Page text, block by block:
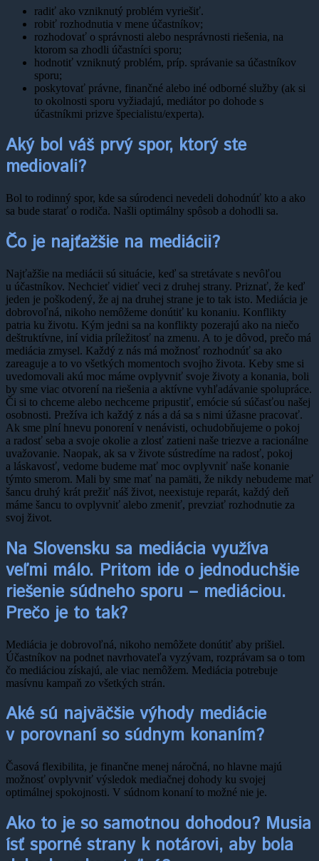
radiť ako vzniknutý problém vyriešiť.
robiť rozhodnutia v mene účastníkov;
rozhodovať o správnosti alebo nesprávnosti riešenia, na
ktorom sa zhodli účastníci sporu;
hodnotiť vzniknutý problém, príp. správanie sa účastníkov
sporu;
poskytovať právne, finančné alebo iné odborné služby (ak si
to okolnosti sporu vyžiadajú, mediátor po dohode s
účastníkmi prizve špecialistu/experta).
Aký bol váš prvý spor, ktorý ste
mediovali?
Bol to rodinný spor, kde sa súrodenci nevedeli dohodnúť kto a ako
sa bude starať o rodiča. Našli optimálny spôsob a dohodli sa.
Čo je najťažšie na mediácii?
Najťažšie na mediácii sú situácie, keď sa stretávate s nevôľou
u účastníkov. Nechcieť vidieť veci z druhej strany. Priznať, že keď
jeden je poškodený, že aj na druhej strane je to tak isto. Mediácia je
dobrovoľná, nikoho nemôžeme donútiť ku konaniu. Konflikty
patria ku životu. Kým jedni sa na konflikty pozerajú ako na niečo
deštruktívne, iní vidia príležitosť na zmenu. A to je dôvod, prečo má
mediácia zmysel. Každý z nás má možnosť rozhodnúť sa ako
zareaguje a to vo všetkých momentoch svojho života. Keby sme si
uvedomovali akú moc máme ovplyvniť svoje životy a konania, boli
by sme viac otvorení na riešenia a aktívne vyhľadávanie spolupráce.
Či si to chceme alebo nechceme pripustiť, emócie sú súčasťou našej
osobnosti. Prežíva ich každý z nás a dá sa s nimi úžasne pracovať.
Ak sme plní hnevu ponorení v nenávisti, ochudobňujeme o pokoj
a radosť seba a svoje okolie a zlosť zatieni naše triezve a racionálne
uvažovanie. Naopak, ak sa v živote sústredíme na radosť, pokoj
a láskavosť, vedome budeme mať moc ovplyvniť naše konanie
týmto smerom. Mali by sme mať na pamäti, že nikdy nebudeme mať
šancu druhý krát prežiť náš život, neexistuje reparát, každý deň
máme šancu to ovplyvniť alebo zmeniť, prevziať rozhodnutie za
svoj život.
Na Slovensku sa mediácia využíva
veľmi málo. Pritom ide o jednoduchšie
riešenie súdneho sporu – mediáciou.
Prečo je to tak?
Mediácia je dobrovoľná, nikoho nemôžete donútiť aby prišiel.
Účastníkov na podnet navrhovateľa vyzývam, rozprávam sa o tom
čo mediáciou získajú, ale viac nemôžem. Mediácia potrebuje
masívnu kampaň zo všetkých strán.
Aké sú najväčšie výhody mediácie
v porovnaní so súdnym konaním?
Časová flexibilita, je finančne menej náročná, no hlavne majú
možnosť ovplyvniť výsledok mediačnej dohody ku svojej
optimálnej spokojnosti. V súdnom konaní to možné nie je.
Ako to je so samotnou dohodou? Musia
ísť sporné strany k notárovi, aby bola